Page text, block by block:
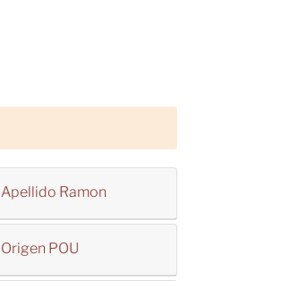
Apellido Ramon
Origen POU